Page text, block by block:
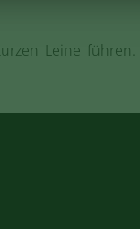
Leine